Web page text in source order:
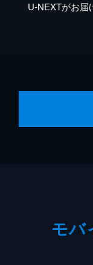
U-NEXTがお届
モ